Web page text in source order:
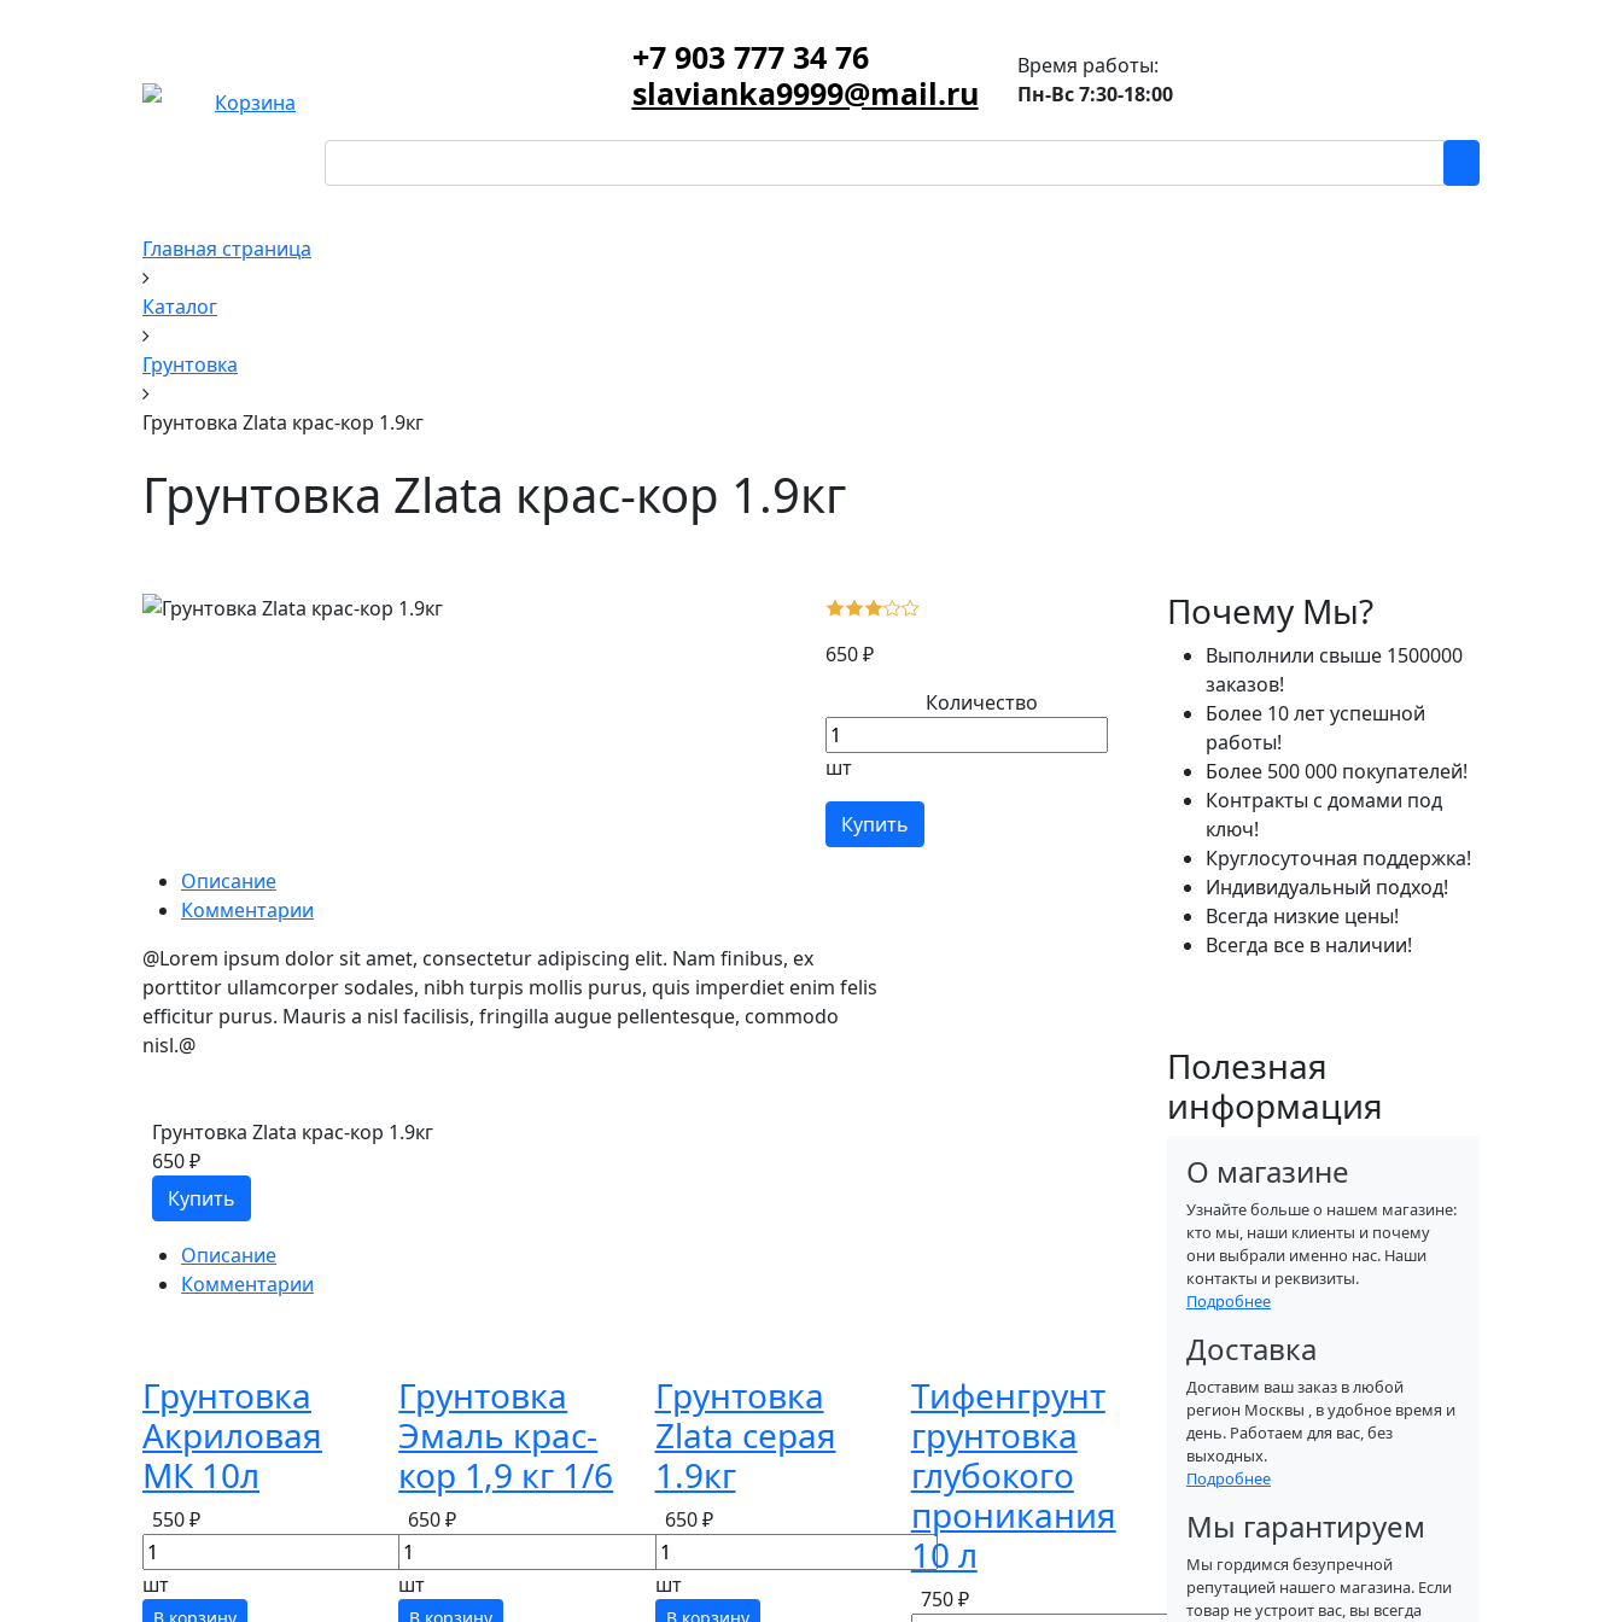
Корзина
+7 903 777 34 76
slavianka9999@mail.ru
Время работы:
Пн-Вс 7:30-18:00
Главная страница
Каталог
Грунтовка
Грунтовка Zlata крас-кор 1.9кг
Грунтовка Zlata крас-кор 1.9кг
650 ₽
Количество
шт
Купить
Описание
Комментарии
@Lorem ipsum dolor sit amet, consectetur adipiscing elit. Nam finibus, ex
porttitor ullamcorper sodales, nibh turpis mollis purus, quis imperdiet enim felis
efficitur purus. Mauris a nisl facilisis, fringilla augue pellentesque, commodo
nisl.@
Грунтовка Zlata крас-кор 1.9кг
650 ₽
Купить
Описание
Комментарии
Грунтовка
Акриловая
МК 10л
550 ₽
шт
Грунтовка
Эмаль крас-
кор 1,9 кг 1/6
650 ₽
шт
Грунтовка
Zlata серая
1.9кг
650 ₽
шт
Тифенгрунт
грунтовка
глубокого
проникания
10 л
750 ₽
Почему Мы?
Выполнили свыше 1500000
заказов!
Более 10 лет успешной
работы!
Более 500 000 покупателей!
Контракты с домами под
ключ!
Круглосуточная поддержка!
Индивидуальный подход!
Всегда низкие цены!
Всегда все в наличии!
Полезная
информация
О магазине
Узнайте больше о нашем магазине:
кто мы, наши клиенты и почему
они выбрали именно нас. Наши
контакты и реквизиты.
Подробнее
Доставка
Доставим ваш заказ в любой
регион Москвы , в удобное время и
день. Работаем для вас, без
выходных.
Подробнее
Мы гарантируем
Мы гордимся безупречной
репутацией нашего магазина. Если
товар не устроит вас, вы всегда